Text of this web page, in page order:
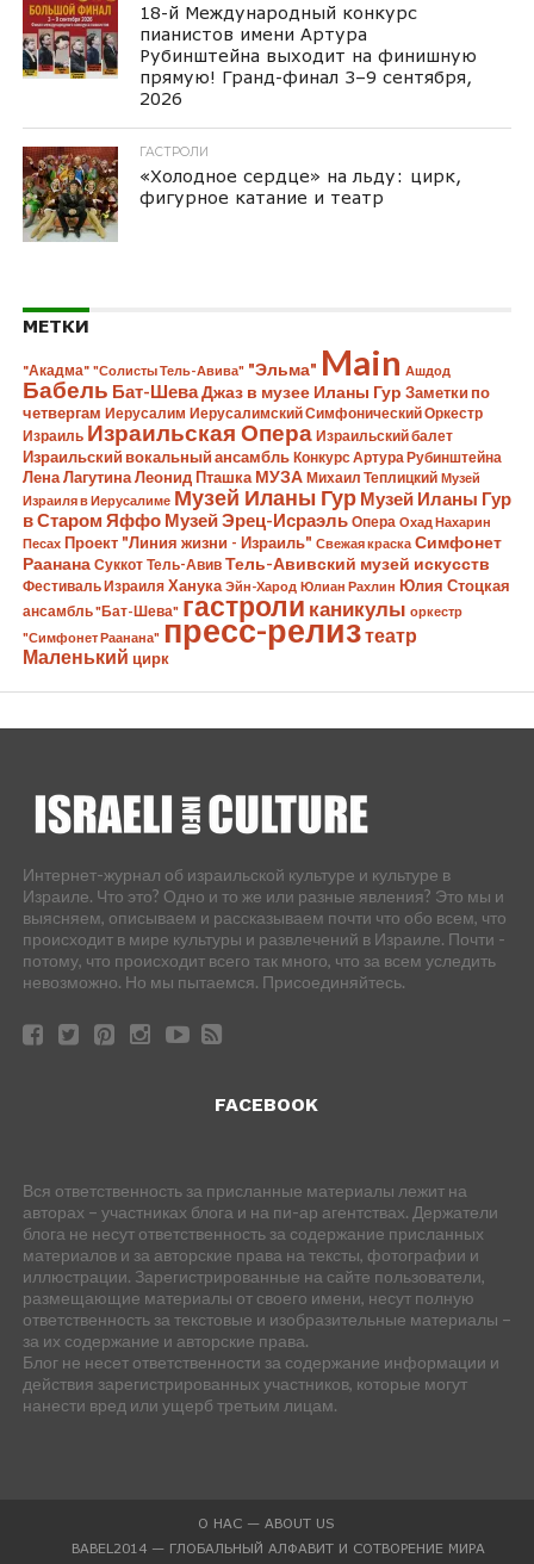
18-й Международный конкурс
пианистов имени Артура
Рубинштейна выходит на финишную
прямую! Гранд-финал 3–9 сентября,
2026
ГАСТРОЛИ
«Холодное сердце» на льду: цирк,
фигурное катание и театр
МЕТКИ
"Акадма" "Солисты Тель-Авива" "Эльма" Main Ашдод
Бабель Бат-ШеваДжаз в музее Иланы Гур Заметки по
четвергам Иерусалим Иерусалимский Симфонический Оркестр
Израиль Израильская Опера Израильский балет
Израильский вокальный ансамбль Конкурс Артура Рубинштейна
Лена Лагутина Леонид Пташка МУЗА Михаил Теплицкий Музей
Израиля в Иерусалиме Музей Иланы Гур Музей Иланы Гур
в Старом Яффо Музей Эрец-Исраэль Опера Охад Нахарин
Песах Проект "Линия жизни - Израиль" Свежая краска Симфонет
Раанана Суккот Тель-Авив Тель-Авивский музей искусств
Фестиваль Израиля Ханука Эйн-Харод Юлиан Рахлин Юлия Стоцкая
ансамбль "Бат-Шева" гастроли каникулы оркестр
"Симфонет Раанана" пресс-релизтеатр
Маленький цирк
Интернет-журнал об израильской культуре и культуре в
Израиле. Что это? Одно и то же или разные явления? Это мы и
выясняем, описываем и рассказываем почти что обо всем, что
происходит в мире культуры и развлечений в Израиле. Почти -
потому, что происходит всего так много, что за всем уследить
невозможно. Но мы пытаемся. Присоединяйтесь.
FACEBOOK
Вся ответственность за присланные материалы лежит на
авторах – участниках блога и на пи-ар агентствах. Держатели
блога не несут ответственность за содержание присланных
материалов и за авторские права на тексты, фотографии и
иллюстрации. Зарегистрированные на сайте пользователи,
размещающие материалы от своего имени, несут полную
ответственность за текстовые и изобразительные материалы –
за их содержание и авторские права.
Блог не несет ответственности за содержание информации и
действия зарегистрированных участников, которые могут
нанести вред или ущерб третьим лицам.
О НАС — ABOUT US
BABEL2014 — ГЛОБАЛЬНЫЙ АЛФАВИТ И СОТВОРЕНИЕ МИРА